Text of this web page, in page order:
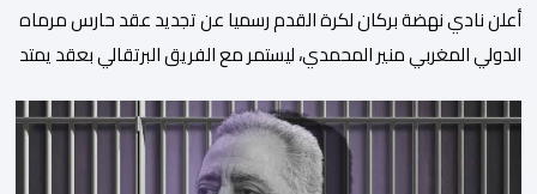
​أعلن نادي نهضة بركان لكرة القدم رسميا عن تجديد عقد حارس مرماه
الدولي المغربي منير المحمدي، ليستمر مع الفريق البرتقالي بعقد يمتد
على منصات التواصل الاجتماعي، مصحوبا بعبارة “الرحلة مستمرة”، في
إشارة إلى رغبة الإدارة في الحفاظ على ركائز الفريق والتعزيز من